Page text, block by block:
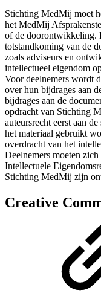
Stichting MedMij moet
het MedMij
of de doorontwikkeling.
totstandkoming van de
zoals adviseurs en
intellectueel eigendom
Voor deelnemers wordt
over hun bijdrages aan
bijdrages aan de
opdracht van Stichting
auteursrecht eerst aan
het materiaal gebruikt
overdracht van het
Deelnemers moeten
Intellectuele
Stichting MedMij zijn
Creative